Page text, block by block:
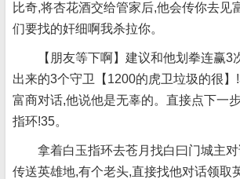
比奇,将杏花酒交给管家后,他会传你去见
们要找的奸细啊我杀拉你。
【朋友等下啊】建议和他划拳连赢3
出来的3个守卫【1200的虎卫垃圾的很】
富商对话,他说他是无辜的。直接点下一
指环!35。
拿着白玉指环去苍月找白曰门城主
传送英雄地,有个老头,直接找他对话领取